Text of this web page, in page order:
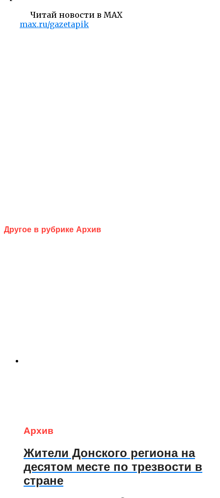
Читай новости в MAX
max.ru/gazetapik
Другое в рубрике Архив
Архив
Жители Донского региона на
десятом месте по трезвости в
стране